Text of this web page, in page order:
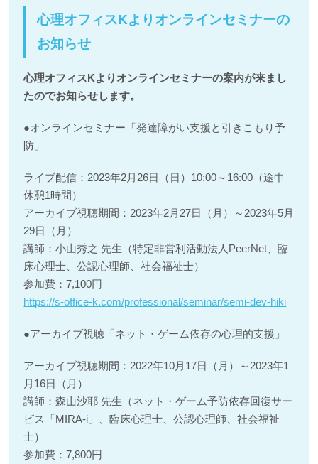
心理オフィスKよりオンラインセミナーの
お知らせ
心理オフィスKよりオンラインセミナーの案内が来まし
たのでお知らせします。
●オンラインセミナー「発達障がい支援と引きこもり予
防」
ライブ配信：2023年2月26日（日）10:00～16:00（途中
休憩1時間）
アーカイブ視聴期間：2023年2月27日（月）～2023年5月
29日（月）
講師：小山秀之 先生（特定非営利活動法人PeerNet、臨
床心理士、公認心理師、社会福祉士）
参加費：7,100円
https://s-office-k.com/professional/seminar/semi-dev-hiki
●アーカイブ視聴「ネット・ゲーム依存の心理的支援」
アーカイブ視聴期間：2022年10月17日（月）～2023年1
月16日（月）
講師：森山沙耶 先生（ネット・ゲーム予防依存回復サー
ビス「MIRA-i」、臨床心理士、公認心理師、社会福祉
士）
参加費：7,800円